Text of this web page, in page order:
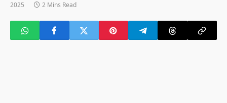
2025
2 Mins Read